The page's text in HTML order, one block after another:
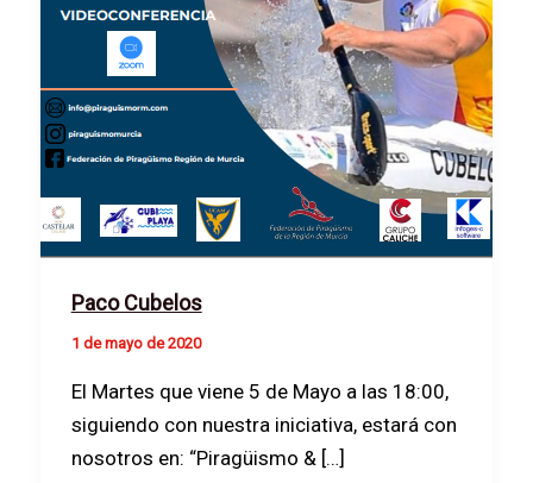
Paco Cubelos
1 de mayo de 2020
El Martes que viene 5 de Mayo a las 18:00,
siguiendo con nuestra iniciativa, estará con
nosotros en: “Piragüismo & […]